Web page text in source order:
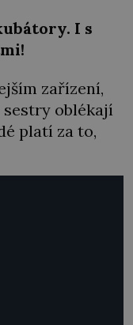
I s
zařízení,
oblékají
platí za to,